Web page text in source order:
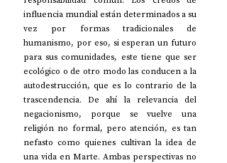
influencia mundial están determinados a su
vez por formas tradicionales de
humanismo, por eso, si esperan un futuro
para sus comunidades, este tiene que ser
ecológico o de otro modo las conducen a la
autodestrucción, que es lo contrario de la
trascendencia. De ahí la relevancia del
negacionismo, porque se vuelve una
religión no formal, pero atención, es tan
nefasto como quienes cultivan la idea de
una vida en Marte. Ambas perspectivas no